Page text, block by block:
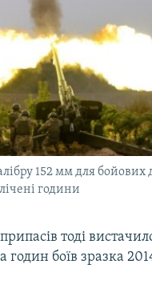
152 мм для бойових
години
тоді
годин боїв зразка